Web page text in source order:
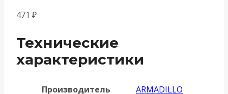
471 ₽
Технические
характеристики
Производитель ARMADILLO